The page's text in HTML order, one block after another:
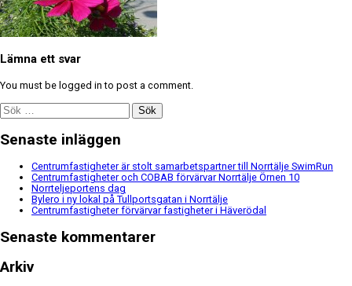
Lämna ett svar
You must be logged in to post a comment.
Sök
efter:
Senaste inläggen
Centrumfastigheter är stolt samarbetspartner till Norrtälje SwimRun
Centrumfastigheter och COBAB förvärvar Norrtälje Örnen 10
Norrteljeportens dag
Bylero i ny lokal på Tullportsgatan i Norrtälje
Centrumfastigheter förvärvar fastigheter i Häverödal
Senaste kommentarer
Arkiv